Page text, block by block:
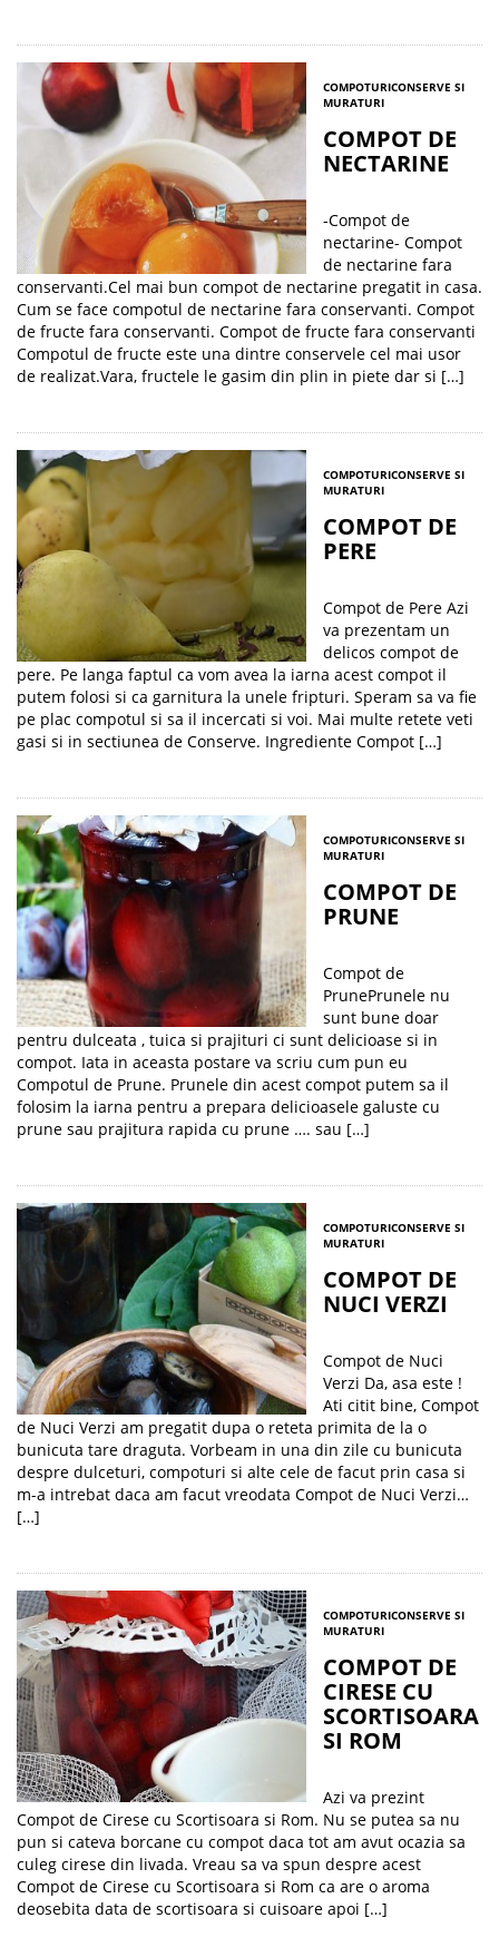
COMPOTURICONSERVE SI
MURATURI
COMPOT DE
NECTARINE
-Compot de
nectarine- Compot
de nectarine fara
conservanti.Cel mai bun compot de nectarine pregatit in casa.
Cum se face compotul de nectarine fara conservanti. Compot
de fructe fara conservanti. Compot de fructe fara conservanti
Compotul de fructe este una dintre conservele cel mai usor
de realizat.Vara, fructele le gasim din plin in piete dar si […]
COMPOTURICONSERVE SI
MURATURI
COMPOT DE
PERE
Compot de Pere Azi
va prezentam un
delicos compot de
pere. Pe langa faptul ca vom avea la iarna acest compot il
putem folosi si ca garnitura la unele fripturi. Speram sa va fie
pe plac compotul si sa il incercati si voi. Mai multe retete veti
gasi si in sectiunea de Conserve. Ingrediente Compot […]
COMPOTURICONSERVE SI
MURATURI
COMPOT DE
PRUNE
Compot de
PrunePrunele nu
sunt bune doar
pentru dulceata , tuica si prajituri ci sunt delicioase si in
compot. Iata in aceasta postare va scriu cum pun eu
Compotul de Prune. Prunele din acest compot putem sa il
folosim la iarna pentru a prepara delicioasele galuste cu
prune sau prajitura rapida cu prune …. sau […]
COMPOTURICONSERVE SI
MURATURI
COMPOT DE
NUCI VERZI
Compot de Nuci
Verzi Da, asa este !
Ati citit bine, Compot
de Nuci Verzi am pregatit dupa o reteta primita de la o
bunicuta tare draguta. Vorbeam in una din zile cu bunicuta
despre dulceturi, compoturi si alte cele de facut prin casa si
m-a intrebat daca am facut vreodata Compot de Nuci Verzi…
[…]
COMPOTURICONSERVE SI
MURATURI
COMPOT DE
CIRESE CU
SCORTISOARA
SI ROM
Azi va prezint
Compot de Cirese cu Scortisoara si Rom. Nu se putea sa nu
pun si cateva borcane cu compot daca tot am avut ocazia sa
culeg cirese din livada. Vreau sa va spun despre acest
Compot de Cirese cu Scortisoara si Rom ca are o aroma
deosebita data de scortisoara si cuisoare apoi […]